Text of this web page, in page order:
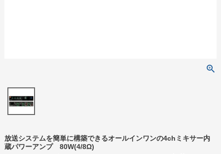
放送システムを簡単に構築できるオールインワンの4chミキサー内
蔵パワーアンプ 80W(4/8Ω)